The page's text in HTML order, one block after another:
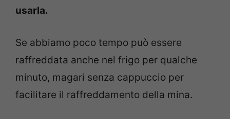
usarla.
Se abbiamo poco tempo può essere
raffreddata anche nel frigo per qualche
minuto, magari senza cappuccio per
facilitare il raffreddamento della mina.